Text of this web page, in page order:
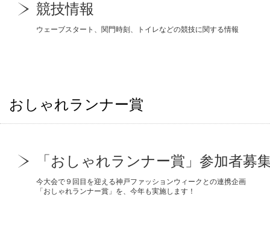
競技情報
ウェーブスタート、関門時刻、トイレなどの競技に関する情報
おしゃれランナー賞
「おしゃれランナー賞」参加者募
今大会で９回目を迎える神戸ファッションウィークとの連携企画
「おしゃれランナー賞」を、今年も実施します！